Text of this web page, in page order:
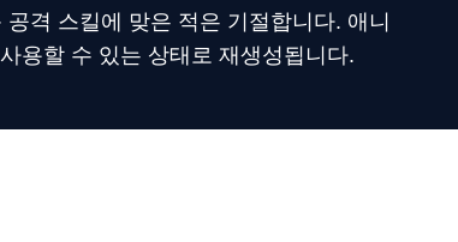
격 스킬에 맞은 적은 기절합니다. 애니
용할 수 있는 상태로 재생성됩니다.